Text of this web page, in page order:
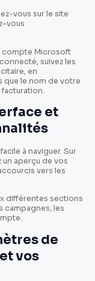
vous sur le site
vous
compte Microsoft
suivez les
en
que le nom de votre
et
à naviguer. Sur
aperçu de vos
vers les
différentes sections
campagnes, les
de
vos